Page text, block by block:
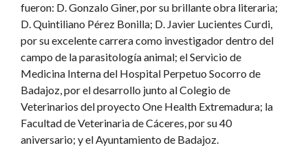
fueron: D. Gonzalo Giner, por su brillante obra literaria;
D. Quintiliano Pérez Bonilla; D. Javier Lucientes Curdi,
por su excelente carrera como investigador dentro del
campo de la parasitología animal; el Servicio de
Medicina Interna del Hospital Perpetuo Socorro de
Badajoz, por el desarrollo junto al Colegio de
Veterinarios del proyecto One Health Extremadura; la
Facultad de Veterinaria de Cáceres, por su 40
aniversario; y el Ayuntamiento de Badajoz.